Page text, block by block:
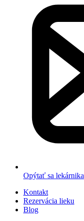
Opýtať sa lekárnika
Kontakt
Rezervácia lieku
Blog